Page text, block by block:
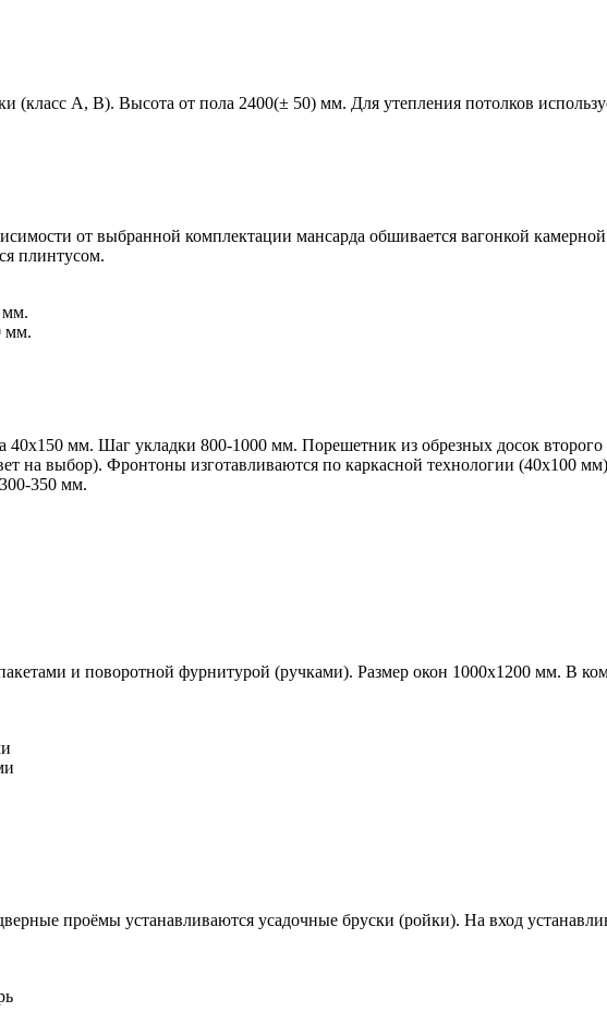
(класс A, B). Высота от пола 2400(± 50) мм. Для утепления потолков
от выбранной комплектации мансарда обшивается вагонкой
плинтусом.
мм.
мм.
40х150 мм. Шаг укладки 800-1000 мм. Порешетник из обрезных досок
на выбор). Фронтоны изготавливаются по каркасной технологии (40х100
350 мм.
и поворотной фурнитурой (ручками). Размер окон 1000х1200 мм. В
проёмы устанавливаются усадочные бруски (ройки). На вход